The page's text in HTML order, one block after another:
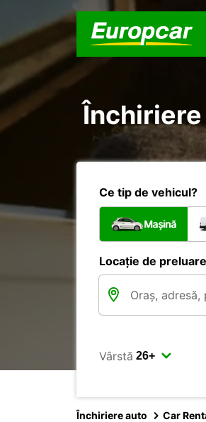
Ce tip de vehicul?
Mașină
Locație de
Vârstă
Închiriere auto Car